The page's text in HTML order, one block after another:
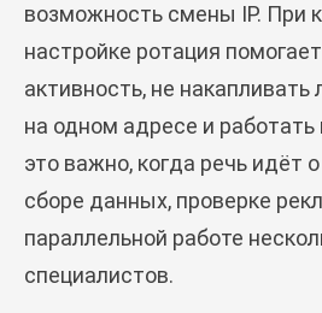
возможность смены IP. При
настройке ротация
активность, не
на одном адресе и работать
это важно, когда речь идёт
сборе данных, проверке
параллельной работе
специалистов.